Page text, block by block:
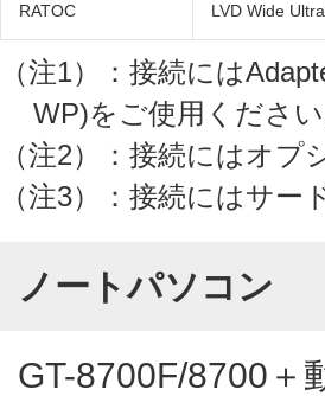
RATOC LVD Wide
（注1）：接続には
WP)をご使用ください
（注2）：接続にはオ
（注3）：接続にはサ
ノートパソコン
GT-8700F/8700＋